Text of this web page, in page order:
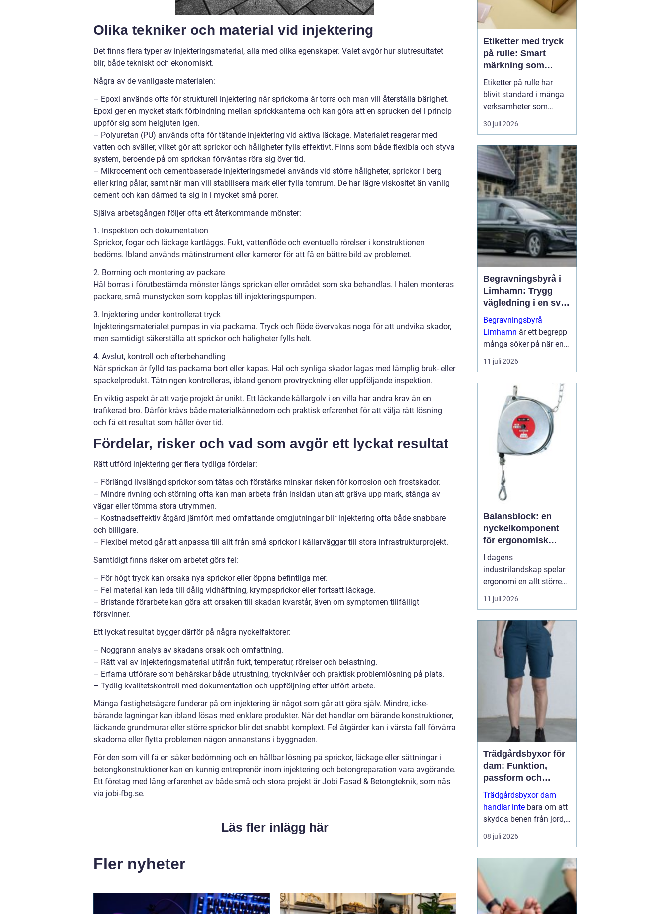
Olika tekniker och material vid injektering
Det finns flera typer av injekteringsmaterial, alla med olika egenskaper. Valet avgör hur slutresultatet
blir, både tekniskt och ekonomiskt.
Några av de vanligaste materialen:
– Epoxi används ofta för strukturell injektering när sprickorna är torra och man vill återställa bärighet.
Epoxi ger en mycket stark förbindning mellan sprickkanterna och kan göra att en sprucken del i princip
uppför sig som helgjuten igen.
– Polyuretan (PU) används ofta för tätande injektering vid aktiva läckage. Materialet reagerar med
vatten och sväller, vilket gör att sprickor och håligheter fylls effektivt. Finns som både flexibla och styva
system, beroende på om sprickan förväntas röra sig över tid.
– Mikrocement och cementbaserade injekteringsmedel används vid större håligheter, sprickor i berg
eller kring pålar, samt när man vill stabilisera mark eller fylla tomrum. De har lägre viskositet än vanlig
cement och kan därmed ta sig in i mycket små porer.
Själva arbetsgången följer ofta ett återkommande mönster:
1. Inspektion och dokumentation
Sprickor, fogar och läckage kartläggs. Fukt, vattenflöde och eventuella rörelser i konstruktionen
bedöms. Ibland används mätinstrument eller kameror för att få en bättre bild av problemet.
2. Borrning och montering av packare
Hål borras i förutbestämda mönster längs sprickan eller området som ska behandlas. I hålen monteras
packare, små munstycken som kopplas till injekteringspumpen.
3. Injektering under kontrollerat tryck
Injekteringsmaterialet pumpas in via packarna. Tryck och flöde övervakas noga för att undvika skador,
men samtidigt säkerställa att sprickor och håligheter fylls helt.
4. Avslut, kontroll och efterbehandling
När sprickan är fylld tas packarna bort eller kapas. Hål och synliga skador lagas med lämplig bruk- eller
spackelprodukt. Tätningen kontrolleras, ibland genom provtryckning eller uppföljande inspektion.
En viktig aspekt är att varje projekt är unikt. Ett läckande källargolv i en villa har andra krav än en
trafikerad bro. Därför krävs både materialkännedom och praktisk erfarenhet för att välja rätt lösning
och få ett resultat som håller över tid.
Fördelar, risker och vad som avgör ett lyckat resultat
Rätt utförd injektering ger flera tydliga fördelar:
– Förlängd livslängd sprickor som tätas och förstärks minskar risken för korrosion och frostskador.
– Mindre rivning och störning ofta kan man arbeta från insidan utan att gräva upp mark, stänga av
vägar eller tömma stora utrymmen.
– Kostnadseffektiv åtgärd jämfört med omfattande omgjutningar blir injektering ofta både snabbare
och billigare.
– Flexibel metod går att anpassa till allt från små sprickor i källarväggar till stora infrastrukturprojekt.
Samtidigt finns risker om arbetet görs fel:
– För högt tryck kan orsaka nya sprickor eller öppna befintliga mer.
– Fel material kan leda till dålig vidhäftning, krympsprickor eller fortsatt läckage.
– Bristande förarbete kan göra att orsaken till skadan kvarstår, även om symptomen tillfälligt
försvinner.
Ett lyckat resultat bygger därför på några nyckelfaktorer:
– Noggrann analys av skadans orsak och omfattning.
– Rätt val av injekteringsmaterial utifrån fukt, temperatur, rörelser och belastning.
– Erfarna utförare som behärskar både utrustning, trycknivåer och praktisk problemlösning på plats.
– Tydlig kvalitetskontroll med dokumentation och uppföljning efter utfört arbete.
Många fastighetsägare funderar på om injektering är något som går att göra själv. Mindre, icke-
bärande lagningar kan ibland lösas med enklare produkter. När det handlar om bärande konstruktioner,
läckande grundmurar eller större sprickor blir det snabbt komplext. Fel åtgärder kan i värsta fall förvärra
skadorna eller flytta problemen någon annanstans i byggnaden.
För den som vill få en säker bedömning och en hållbar lösning på sprickor, läckage eller sättningar i
betongkonstruktioner kan en kunnig entreprenör inom injektering och betongreparation vara avgörande.
Ett företag med lång erfarenhet av både små och stora projekt är Jobi Fasad & Betongteknik, som nås
via jobi-fbg.se.
Läs fler inlägg här
Fler nyheter
Etiketter med tryck
på rulle: Smart
märkning som
stärker både flöde
och varumärke
Etiketter på rulle har
blivit standard i många
verksamheter som
behöver snabb, tydlig
och hållbar märkning.
livsmedel, ehandel, lager
eller butiker handlar allt i
grunden om samma sak:
rätt ...
30 juli 2026
Begravningsbyrå i
Limhamn: Trygg
vägledning i en svår
tid
Begravningsbyrå
Limhamn är ett begrepp
många söker på när en
nära anhörig har gått
bort och behovet av stöd
11 juli 2026
Balansblock: en
nyckelkomponent
för ergonomisk
effektivitet
I dagens
industrilandskap spelar
ergonomi en allt större
roll. Det handlar inte
bara om att skapa en
för anställda, utan även
om att optimera
produktiviteten. Ett
verktyg som allt mer
sprider sig inom
industrin, tack vare
11 juli 2026
Trädgårdsbyxor för
dam: Funktion,
passform och
hållbar stil i rabatten
Trädgårdsbyxor dam
handlar inte bara om att
skydda benen från jord,
taggar och väta. Rätt
byxa gör arbetet enklare,
skonsamt för kroppen. ...
08 juli 2026